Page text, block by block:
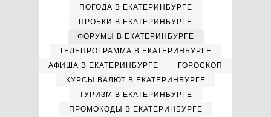
ПОГОДА В ЕКАТЕРИНБУРГЕ
ПРОБКИ В ЕКАТЕРИНБУРГЕ
ФОРУМЫ В ЕКАТЕРИНБУРГЕ
ТЕЛЕПРОГРАММА В ЕКАТЕРИНБУРГЕ
АФИША В ЕКАТЕРИНБУРГЕ
ГОРОСКОП
КУРСЫ ВАЛЮТ В ЕКАТЕРИНБУРГЕ
ТУРИЗМ В ЕКАТЕРИНБУРГЕ
ПРОМОКОДЫ В ЕКАТЕРИНБУРГЕ